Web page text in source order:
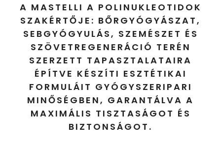
A MASTELLI A POLINUKLEOTIDOK
SZAKÉRTŐJE: BŐRGYÓGYÁSZAT,
SEBGYÓGYULÁS, SZEMÉSZET ÉS
SZÖVETREGENERÁCIÓ TERÉN
SZERZETT TAPASZTALATAIRA
ÉPÍTVE KÉSZÍTI ESZTÉTIKAI
FORMULÁIT GYÓGYSZERIPARI
MINŐSÉGBEN, GARANTÁLVA A
MAXIMÁLIS TISZTASÁGOT ÉS
BIZTONSÁGOT.